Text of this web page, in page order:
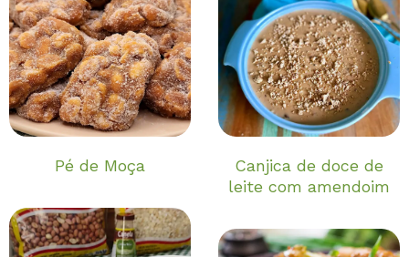
Pé de Moça
Canjica de doce de
leite com amendoim